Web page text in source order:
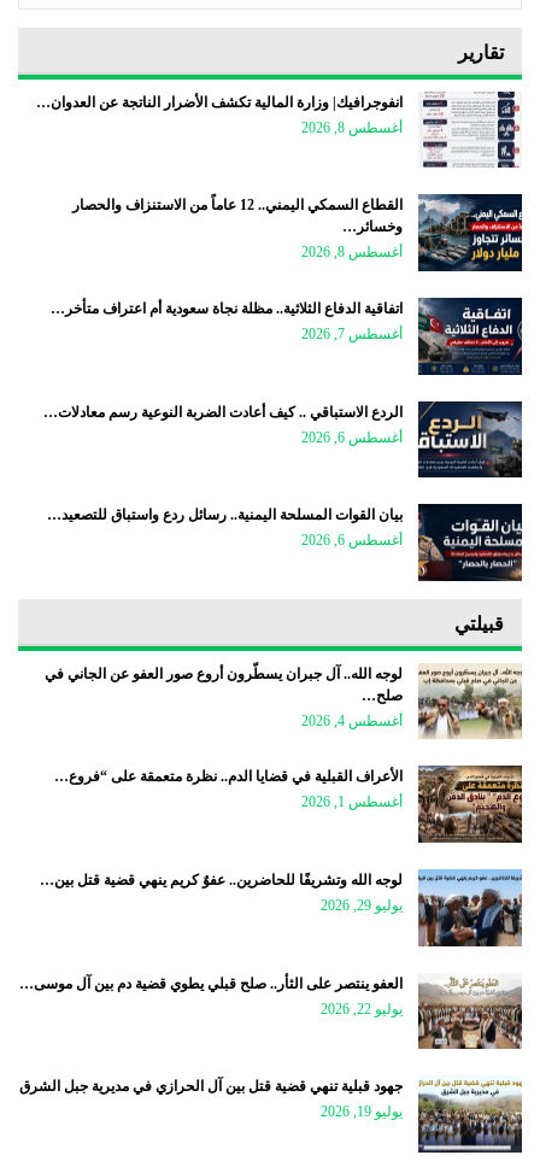
تقارير
انفوجرافيك| وزارة المالية تكشف الأضرار الناتجة عن العدوان…
أغسطس 8, 2026
القطاع السمكي اليمني.. 12 عاماً من الاستنزاف والحصار
وخسائر…
أغسطس 8, 2026
اتفاقية الدفاع الثلاثية.. مظلة نجاة سعودية أم اعتراف متأخر…
أغسطس 7, 2026
الردع الاستباقي .. كيف أعادت الضربة النوعية رسم معادلات…
أغسطس 6, 2026
بيان القوات المسلحة اليمنية.. رسائل ردع واستباق للتصعيد…
أغسطس 6, 2026
قبيلتي
لوجه الله.. آل جبران يسطّرون أروع صور العفو عن الجاني في
صلح…
أغسطس 4, 2026
الأعراف القبلية في قضايا الدم.. نظرة متعمقة على “فروع…
أغسطس 1, 2026
لوجه الله وتشريفًا للحاضرين.. عفوٌ كريم ينهي قضية قتل بين…
يوليو 29, 2026
العفو ينتصر على الثأر.. صلح قبلي يطوي قضية دم بين آل موسى…
يوليو 22, 2026
جهود قبلية تنهي قضية قتل بين آل الحرازي في مديرية جبل الشرق
يوليو 19, 2026